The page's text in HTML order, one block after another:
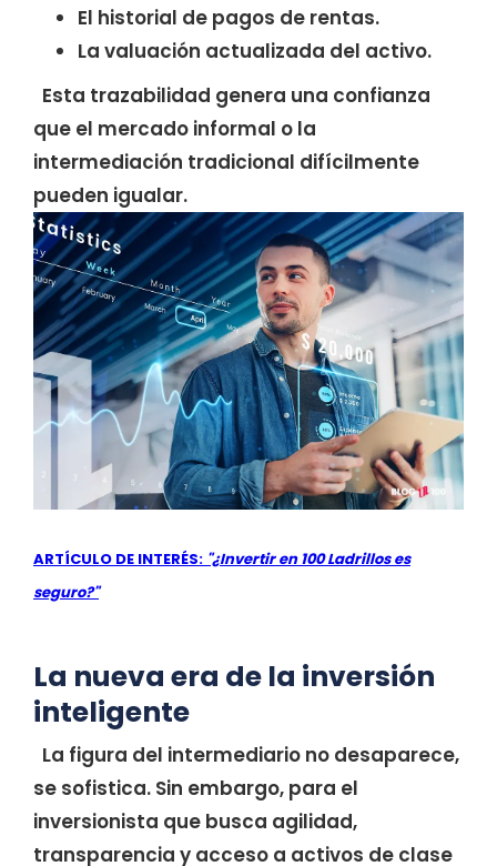
El historial de pagos de rentas.
La valuación actualizada del activo.
Esta trazabilidad genera una confianza
que el mercado informal o la
intermediación tradicional difícilmente
pueden igualar.
ARTÍCULO DE INTERÉS: "¿Invertir en 100 Ladrillos es
seguro?"
La nueva era de la inversión
inteligente
La figura del intermediario no desaparece,
se sofistica. Sin embargo, para el
inversionista que busca agilidad,
transparencia y acceso a activos de clase